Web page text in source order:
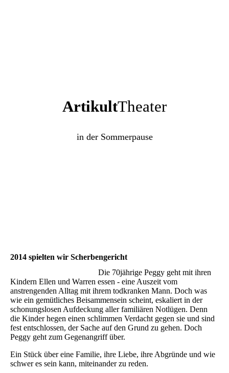
ArtikultTheater
in der Sommerpause
2014 spielten wir Scherbengericht
Die 70jährige Peggy geht mit ihren
Kindern Ellen und Warren essen - eine Auszeit vom
anstrengenden Alltag mit ihrem todkranken Mann. Doch was
wie ein gemütliches Beisammensein scheint, eskaliert in der
schonungslosen Aufdeckung aller familiären Notlügen. Denn
die Kinder hegen einen schlimmen Verdacht gegen sie und sind
fest entschlossen, der Sache auf den Grund zu gehen. Doch
Peggy geht zum Gegenangriff über.
Ein Stück über eine Familie, ihre Liebe, ihre Abgründe und wie
schwer es sein kann, miteinander zu reden.